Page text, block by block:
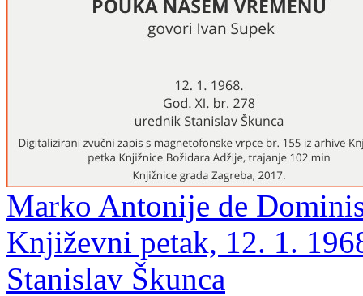
Marko Antonije de
Književni petak, 12. 1.
Stanislav Škunca